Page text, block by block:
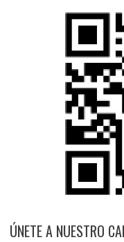
ÚNETE A NUESTRO